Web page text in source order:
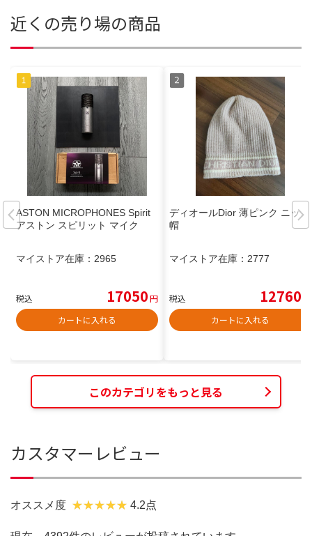
近くの売り場の商品
ASTON MICROPHONES Spirit
アストン スピリット マイク
マイストア在庫： 2965
税込 17050円
カートに入れる
ディオールDior 薄ピンク ニット
帽
マイストア在庫： 2777
税込 12760
カートに入れる
このカテゴリをもっと見る
カスタマーレビュー
オススメ度 4.2点